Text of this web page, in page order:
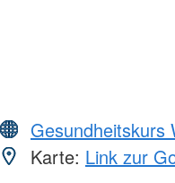
Gesundheitskurs
Karte: Link zur